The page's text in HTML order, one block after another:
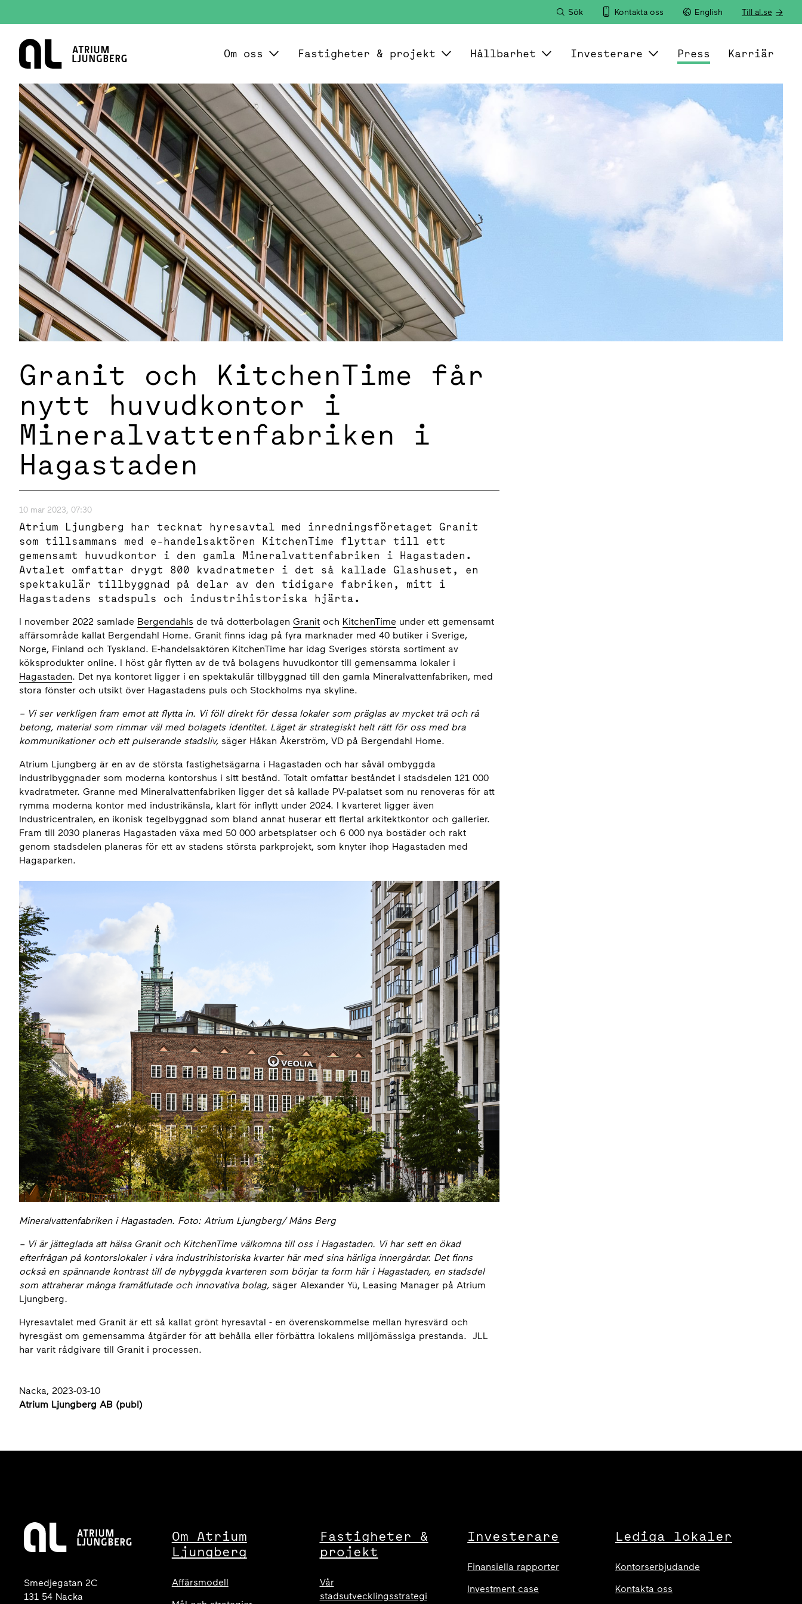
Sök Kontakta oss English Till al.se
Hem
Om oss Fastigheter & projekt Hållbarhet Investerare Press Karriär
Granit och KitchenTime får
nytt huvudkontor i
Mineralvattenfabriken i
Hagastaden
10 mar 2023, 07:30
Atrium Ljungberg har tecknat hyresavtal med inredningsföretaget Granit
som tillsammans med e-handelsaktören KitchenTime flyttar till ett
gemensamt huvudkontor i den gamla Mineralvattenfabriken i Hagastaden.
Avtalet omfattar drygt 800 kvadratmeter i det så kallade Glashuset, en
spektakulär tillbyggnad på delar av den tidigare fabriken, mitt i
Hagastadens stadspuls och industrihistoriska hjärta.
I november 2022 samlade Bergendahls de två dotterbolagen Granit och KitchenTime under ett gemensamt
affärsområde kallat Bergendahl Home. Granit finns idag på fyra marknader med 40 butiker i Sverige,
Norge, Finland och Tyskland. E-handelsaktören KitchenTime har idag Sveriges största sortiment av
köksprodukter online. I höst går flytten av de två bolagens huvudkontor till gemensamma lokaler i
Hagastaden. Det nya kontoret ligger i en spektakulär tillbyggnad till den gamla Mineralvattenfabriken, med
stora fönster och utsikt över Hagastadens puls och Stockholms nya skyline.
– Vi ser verkligen fram emot att flytta in. Vi föll direkt för dessa lokaler som präglas av mycket trä och rå
betong, material som rimmar väl med bolagets identitet. Läget är strategiskt helt rätt för oss med bra
kommunikationer och ett pulserande stadsliv, säger Håkan Åkerström, VD på Bergendahl Home.
Atrium Ljungberg är en av de största fastighetsägarna i Hagastaden och har såväl ombyggda
industribyggnader som moderna kontorshus i sitt bestånd. Totalt omfattar beståndet i stadsdelen 121 000
kvadratmeter. Granne med Mineralvattenfabriken ligger det så kallade PV-palatset som nu renoveras för att
rymma moderna kontor med industrikänsla, klart för inflytt under 2024. I kvarteret ligger även
Industricentralen, en ikonisk tegelbyggnad som bland annat huserar ett flertal arkitektkontor och gallerier.
Fram till 2030 planeras Hagastaden växa med 50 000 arbetsplatser och 6 000 nya bostäder och rakt
genom stadsdelen planeras för ett av stadens största parkprojekt, som knyter ihop Hagastaden med
Hagaparken.
Mineralvattenfabriken i Hagastaden. Foto: Atrium Ljungberg/ Måns Berg
– Vi är jätteglada att hälsa Granit och KitchenTime välkomna till oss i Hagastaden. Vi har sett en ökad
efterfrågan på kontorslokaler i våra industrihistoriska kvarter här med sina härliga innergårdar. Det finns
också en spännande kontrast till de nybyggda kvarteren som börjar ta form här i Hagastaden, en stadsdel
som attraherar många framåtlutade och innovativa bolag, säger Alexander Yü, Leasing Manager på Atrium
Ljungberg.
Hyresavtalet med Granit är ett så kallat grönt hyresavtal - en överenskommelse mellan hyresvärd och
hyresgäst om gemensamma åtgärder för att behålla eller förbättra lokalens miljömässiga prestanda. JLL
har varit rådgivare till Granit i processen.
Nacka, 2023-03-10
Atrium Ljungberg AB (publ)
Smedjegatan 2C
131 54 Nacka
Om Atrium
Ljungberg
Affärsmodell
Fastigheter &
projekt
Vår
stadsutvecklingsstrategi
Investerare
Finansiella rapporter
Investment case
Lediga lokaler
Kontorserbjudande
Kontakta oss